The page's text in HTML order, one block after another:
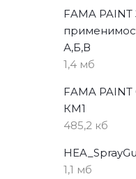
FAMA
А,Б,В
1,4 мб
FAMA
КМ1
485,2 кб
1,1 мб